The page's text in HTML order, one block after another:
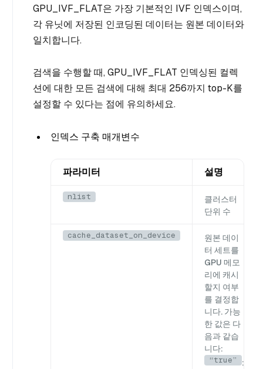
GPU_IVF_FLAT은 가장 기본적인 IVF 인덱스이며,
각 유닛에 저장된 인코딩된 데이터는 원본 데이터와
일치합니다.
검색을 수행할 때, GPU_IVF_FLAT 인덱싱된 컬렉
션에 대한 모든 검색에 대해 최대 256까지 top-K를
설정할 수 있다는 점에 유의하세요.
인덱스 구축 매개변수
파라미터 설명
nlist
클러스터
단위 수
cache_dataset_on_device
원본 데이
터 세트를
GPU 메모
리에 캐시
할지 여부
를 결정합
니다. 가능
한 값은 다
음과 같습
니다:
“true”
: